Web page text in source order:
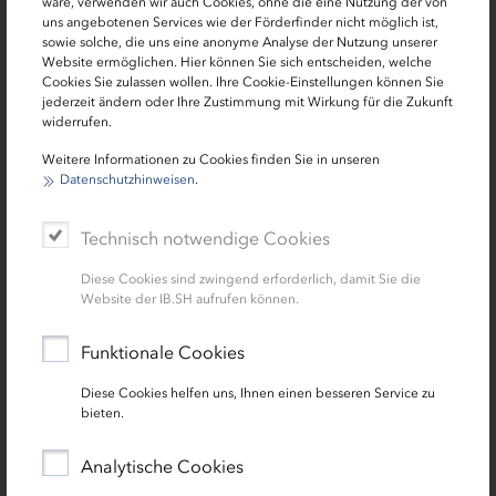
uns angebotenen Services wie der Förderfinder nicht möglich ist,
sowie solche, die uns eine anonyme Analyse der Nutzung unserer
Website ermöglichen. Hier können Sie sich entscheiden, welche
Cookies Sie zulassen wollen. Ihre Cookie-Einstellungen können Sie
jederzeit ändern oder Ihre Zustimmung mit Wirkung für die Zukunft
widerrufen.
Weitere Informationen zu Cookies finden Sie in unseren
Datenschutzhinweisen.
Technisch notwendige Cookies
Diese Cookies sind zwingend erforderlich, damit Sie die
Website der IB.SH aufrufen können.
Funktionale Cookies
Diese Cookies helfen uns, Ihnen einen besseren Service zu
bieten.
Analytische Cookies
Eine darüberhinausgehende Stichprobenprüfung bei
Anträgen, zu denen es keine Rückmeldung gegeben hat,
fand im Auftrag des Bundes statt. Sie hat ergeben, dass
bei über 80 Prozent der in der Stichprobe geprüften Fälle
Dieses Ergebnis zeigte die Notwendigkeit eines zweiten
verantwortungsbewusste Verwendung von
gewährleisten. Auch aus Gründen der Gleichbehandlung
Investitionsbank nun auf Wunsch des Bundes ein zweites
Antragstellerinnen und Antragsteller, die sich bislang
nicht wegen einer Überkompensation gemeldet haben
und auch nicht in der Stichprobe überprüft worden sind.
Sie werden ab Mai von der Investitionsbank Schleswig-